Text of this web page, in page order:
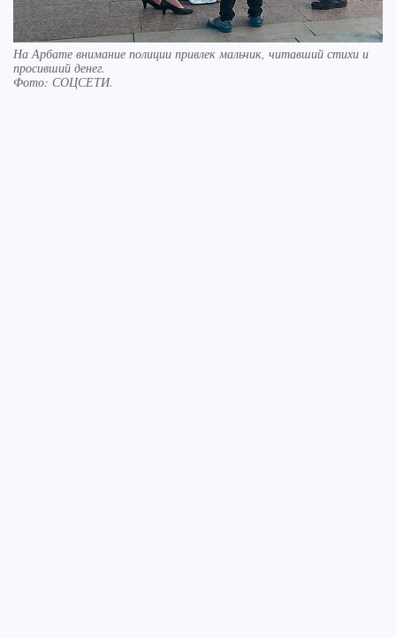
На Арбате внимание полиции привлек мальчик, читавший стихи и
просивший денег.
Фото: СОЦСЕТИ.